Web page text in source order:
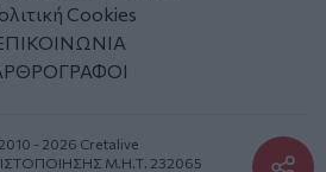
Cookies
- 2026 Cretalive
Μ.Η.Τ. 232065